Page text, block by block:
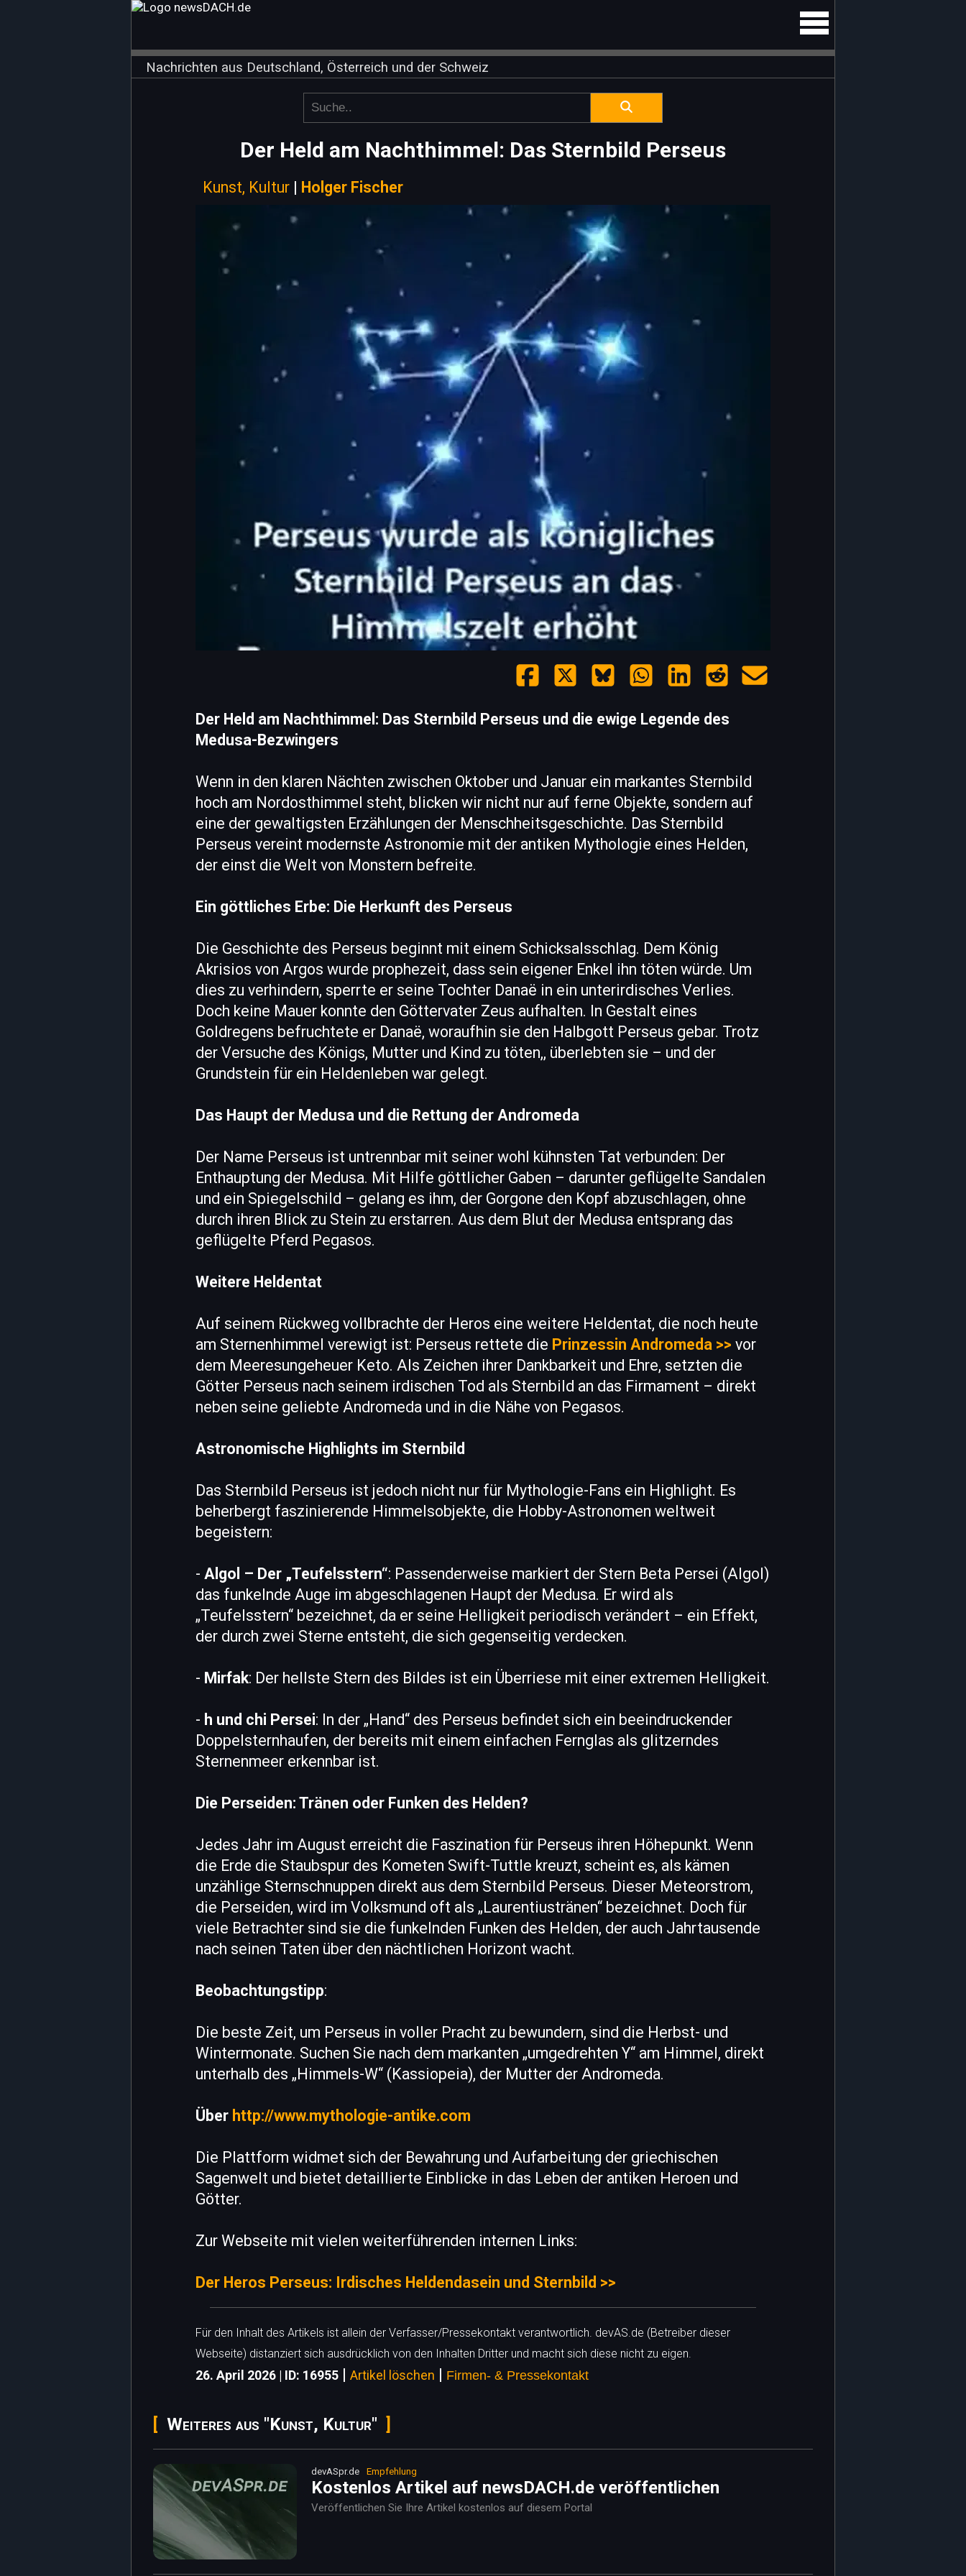
Nachrichten aus Deutschland, Österreich und der Schweiz
Der Held am Nachthimmel: Das Sternbild Perseus
Kunst, Kultur | Holger Fischer
Der Held am Nachthimmel: Das Sternbild Perseus und die ewige Legende des
Medusa-Bezwingers
Wenn in den klaren Nächten zwischen Oktober und Januar ein markantes Sternbild
hoch am Nordosthimmel steht, blicken wir nicht nur auf ferne Objekte, sondern auf
eine der gewaltigsten Erzählungen der Menschheitsgeschichte. Das Sternbild
Perseus vereint modernste Astronomie mit der antiken Mythologie eines Helden,
der einst die Welt von Monstern befreite.
Ein göttliches Erbe: Die Herkunft des Perseus
Die Geschichte des Perseus beginnt mit einem Schicksalsschlag. Dem König
Akrisios von Argos wurde prophezeit, dass sein eigener Enkel ihn töten würde. Um
dies zu verhindern, sperrte er seine Tochter Danaë in ein unterirdisches Verlies.
Doch keine Mauer konnte den Göttervater Zeus aufhalten. In Gestalt eines
Goldregens befruchtete er Danaë, woraufhin sie den Halbgott Perseus gebar. Trotz
der Versuche des Königs, Mutter und Kind zu töten,, überlebten sie – und der
Grundstein für ein Heldenleben war gelegt.
Das Haupt der Medusa und die Rettung der Andromeda
Der Name Perseus ist untrennbar mit seiner wohl kühnsten Tat verbunden: Der
Enthauptung der Medusa. Mit Hilfe göttlicher Gaben – darunter geflügelte Sandalen
und ein Spiegelschild – gelang es ihm, der Gorgone den Kopf abzuschlagen, ohne
durch ihren Blick zu Stein zu erstarren. Aus dem Blut der Medusa entsprang das
geflügelte Pferd Pegasos.
Weitere Heldentat
Auf seinem Rückweg vollbrachte der Heros eine weitere Heldentat, die noch heute
am Sternenhimmel verewigt ist: Perseus rettete die Prinzessin Andromeda >> vor
dem Meeresungeheuer Keto. Als Zeichen ihrer Dankbarkeit und Ehre, setzten die
Götter Perseus nach seinem irdischen Tod als Sternbild an das Firmament – direkt
neben seine geliebte Andromeda und in die Nähe von Pegasos.
Astronomische Highlights im Sternbild
Das Sternbild Perseus ist jedoch nicht nur für Mythologie-Fans ein Highlight. Es
beherbergt faszinierende Himmelsobjekte, die Hobby-Astronomen weltweit
begeistern:
- Algol – Der „Teufelsstern“: Passenderweise markiert der Stern Beta Persei (Algol)
das funkelnde Auge im abgeschlagenen Haupt der Medusa. Er wird als
„Teufelsstern“ bezeichnet, da er seine Helligkeit periodisch verändert – ein Effekt,
der durch zwei Sterne entsteht, die sich gegenseitig verdecken.
- Mirfak: Der hellste Stern des Bildes ist ein Überriese mit einer extremen Helligkeit.
- h und chi Persei: In der „Hand“ des Perseus befindet sich ein beeindruckender
Doppelsternhaufen, der bereits mit einem einfachen Fernglas als glitzerndes
Sternenmeer erkennbar ist.
Die Perseiden: Tränen oder Funken des Helden?
Jedes Jahr im August erreicht die Faszination für Perseus ihren Höhepunkt. Wenn
die Erde die Staubspur des Kometen Swift-Tuttle kreuzt, scheint es, als kämen
unzählige Sternschnuppen direkt aus dem Sternbild Perseus. Dieser Meteorstrom,
die Perseiden, wird im Volksmund oft als „Laurentiustränen“ bezeichnet. Doch für
viele Betrachter sind sie die funkelnden Funken des Helden, der auch Jahrtausende
nach seinen Taten über den nächtlichen Horizont wacht.
Beobachtungstipp:
Die beste Zeit, um Perseus in voller Pracht zu bewundern, sind die Herbst- und
Wintermonate. Suchen Sie nach dem markanten „umgedrehten Y“ am Himmel, direkt
unterhalb des „Himmels-W“ (Kassiopeia), der Mutter der Andromeda.
Über http://www.mythologie-antike.com
Die Plattform widmet sich der Bewahrung und Aufarbeitung der griechischen
Sagenwelt und bietet detaillierte Einblicke in das Leben der antiken Heroen und
Götter.
Zur Webseite mit vielen weiterführenden internen Links:
Der Heros Perseus: Irdisches Heldendasein und Sternbild >>
Für den Inhalt des Artikels ist allein der Verfasser/Pressekontakt verantwortlich. devAS.de (Betreiber dieser
Webseite) distanziert sich ausdrücklich von den Inhalten Dritter und macht sich diese nicht zu eigen.
26. April 2026 | ID: 16955 | Artikel löschen | Firmen- & Pressekontakt
Weiteres aus "Kunst, Kultur"
devASpr.de Empfehlung
Kostenlos Artikel auf newsDACH.de veröffentlichen
Veröffentlichen Sie Ihre Artikel kostenlos auf diesem Portal